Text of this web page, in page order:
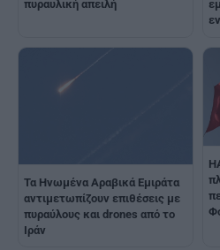
πυραυλική απειλή
Τα Ηνωμένα Αραβικά Εμιράτα
αντιμετωπίζουν επιθέσεις με
πυραύλους και drones από το
Ιράν